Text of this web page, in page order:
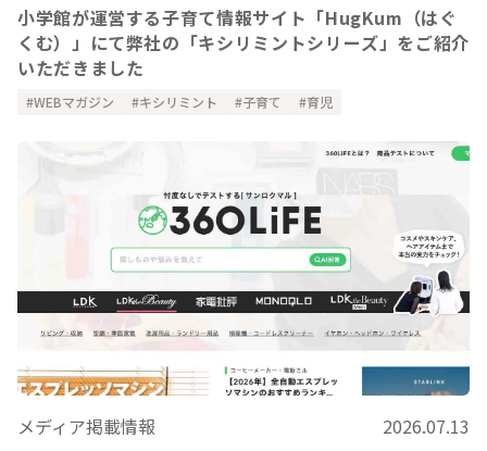
小学館が運営する子育て情報サイト「HugKum（はぐ
くむ）」にて弊社の「キシリミントシリーズ」をご紹介
いただきました
WEBマガジン キシリミント 子育て 育児
メディア掲載情報
2026.07.13